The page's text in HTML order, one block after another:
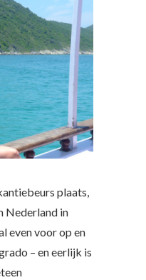
plaats,
Nederland in
even voor op en
– en eerlijk is